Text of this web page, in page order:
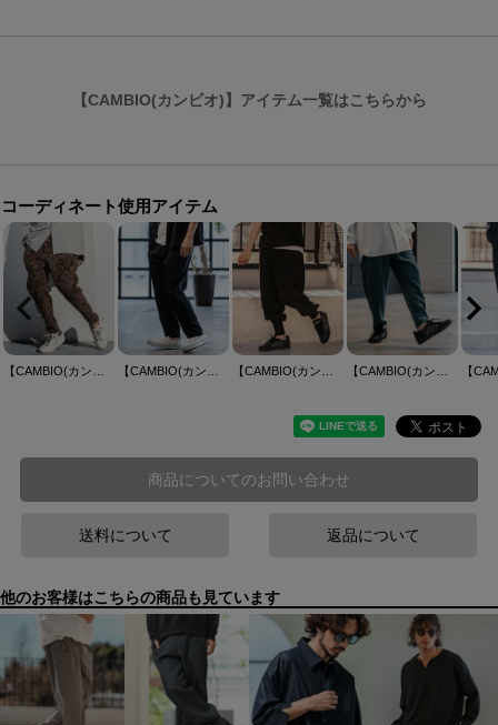
【CAMBIO(カンビオ)】アイテム一覧はこちらから
コーディネート使用アイテム
商品についてのお問い合わせ
送料について 返品について
他のお客様はこちらの商品も見ています